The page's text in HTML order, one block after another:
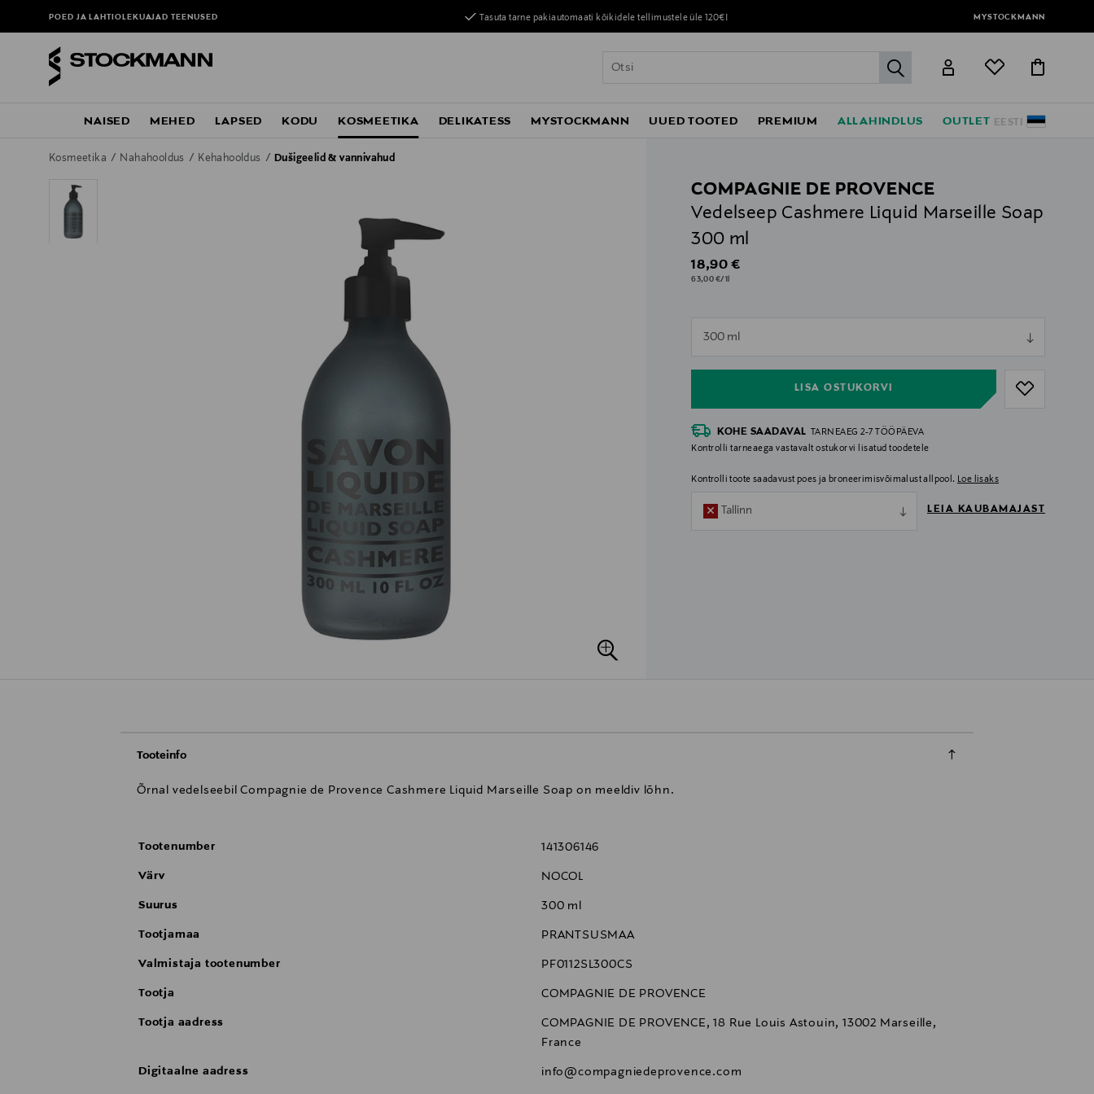
POED JA LAHTIOLEKUAJADTEENUSED Tasuta tarne pakiautomaati kõikidele tellimustele üle 120€! MYSTOCKMANN
label.header.go
EESTI
NAISED MEHED LAPSED KODU KOSMEETIKA DELIKATESS MYSTOCKMANN UUED TOOTED PREMIUM ALLAHINDLUS OUTLET
Kosmeetika Nahahooldus Kehahooldus Dušigeelid & vannivahud
COMPAGNIE DE PROVENCE
Vedelseep Cashmere Liquid Marseille Soap
300 ml
Original Price
18,90 €
63,00 €/1l
300 ml
LISA OSTUKORVI
null
KOHE SAADAVAL TARNEAEG 2-7 TÖÖPÄEVA
Kontrolli tarneaega vastavalt ostukorvi lisatud toodetele
Kontrolli toote saadavust poes ja broneerimisvõimalust allpool. Loe lisaks
Tallinn LEIA KAUBAMAJAST
Tooteinfo
Õrnal vedelseebil Compagnie de Provence Cashmere Liquid Marseille Soap on meeldiv lõhn.
Tootenumber 141306146
Värv NOCOL
Suurus 300 ml
Tootjamaa PRANTSUSMAA
Valmistaja tootenumber PF0112SL300CS
Tootja COMPAGNIE DE PROVENCE
Tootja aadress
COMPAGNIE DE PROVENCE, 18 Rue Louis Astouin, 13002 Marseille,
France
Digitaalne aadress info@compagniedeprovence.com